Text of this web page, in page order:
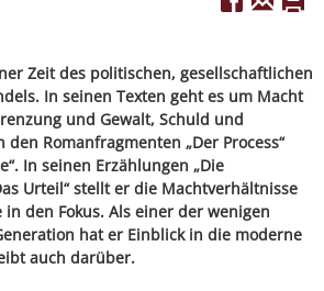
Zeit des politischen, gesellschaftlichen
In seinen Texten geht es um Macht
und Gewalt, Schuld und
den Romanfragmenten „Der Process“
In seinen Erzählungen „Die
Urteil“ stellt er die Machtverhältnisse
den Fokus. Als einer der wenigen
hat er Einblick in die moderne
auch darüber.